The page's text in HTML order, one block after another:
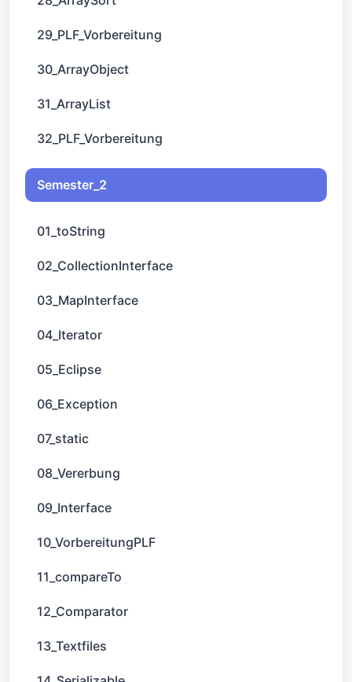
29_PLF_Vorbereitung
30_ArrayObject
31_ArrayList
32_PLF_Vorbereitung
Semester_2
01_toString
02_CollectionInterface
03_MapInterface
04_Iterator
05_Eclipse
06_Exception
07_static
08_Vererbung
09_Interface
10_VorbereitungPLF
11_compareTo
12_Comparator
13_Textfiles